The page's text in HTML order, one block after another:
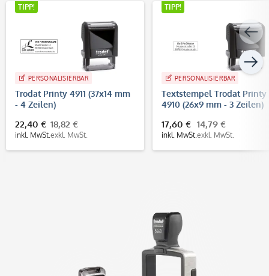
TIPP!
PERSONALISIERBAR
Trodat Printy 4911 (37x14 mm
- 4 Zeilen)
22,40 €
inkl. MwSt.
18,82 €
exkl. MwSt.
TIPP!
PERSONALISIERBAR
Textstempel Trodat Printy
4910 (26x9 mm - 3 Zeilen)
17,60 €
inkl. MwSt.
14,79 €
exkl. MwSt.